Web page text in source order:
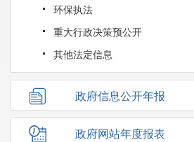
环保执法
重大行政决策预公开
其他法定信息
政府信息公开年报
政府网站年度报表